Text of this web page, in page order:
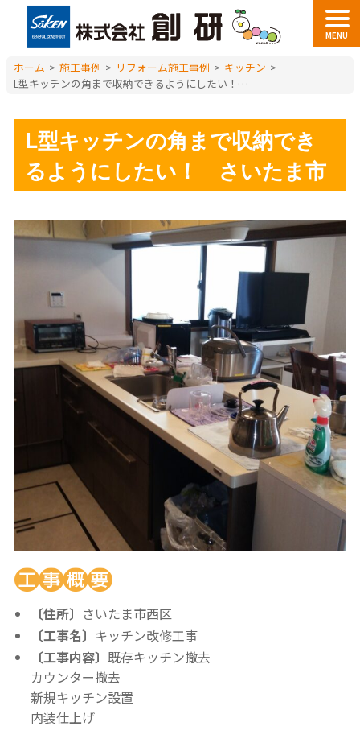
MENU
ホーム > 施工事例 > リフォーム施工事例 > キッチン >
L型キッチンの角まで収納できるようにしたい！ さいたま市
L型キッチンの角まで収納でき
るようにしたい！ さいたま市
〔住所〕 さいたま市西区
〔工事名〕 キッチン改修工事
〔工事内容〕 既存キッチン撤去
カウンター撤去
新規キッチン設置
内装仕上げ